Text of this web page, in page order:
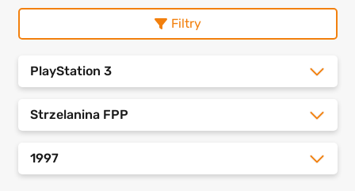
Filtry
PlayStation 3
Strzelanina FPP
1997